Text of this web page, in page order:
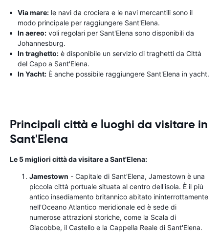
Via mare: le navi da crociera e le navi mercantili sono il
modo principale per raggiungere Sant'Elena.
In aereo: voli regolari per Sant'Elena sono disponibili da
Johannesburg.
In traghetto: è disponibile un servizio di traghetti da Città
del Capo a Sant'Elena.
In Yacht: È anche possibile raggiungere Sant'Elena in yacht.
Principali città e luoghi da visitare in
Sant'Elena
Le 5 migliori città da visitare a Sant'Elena:
Jamestown - Capitale di Sant'Elena, Jamestown è una
piccola città portuale situata al centro dell'isola. È il più
antico insediamento britannico abitato ininterrottamente
nell'Oceano Atlantico meridionale ed è sede di
numerose attrazioni storiche, come la Scala di
Giacobbe, il Castello e la Cappella Reale di Sant'Elena.